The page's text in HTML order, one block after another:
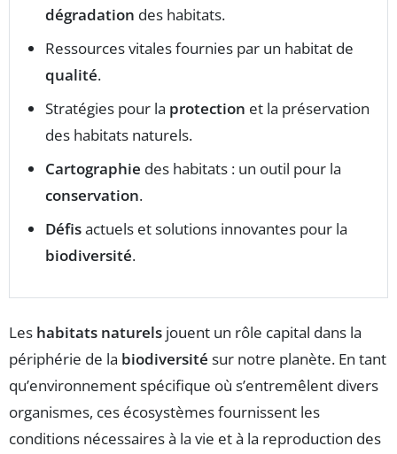
dégradation des habitats.
Ressources vitales fournies par un habitat de
qualité.
Stratégies pour la protection et la préservation
des habitats naturels.
Cartographie des habitats : un outil pour la
conservation.
Défisactuels et solutions innovantes pour la
biodiversité.
Les habitats naturels jouent un rôle capital dans la
périphérie de la biodiversité sur notre planète. En tant
qu’environnement spécifique où s’entremêlent divers
organismes, ces écosystèmes fournissent les
conditions nécessaires à la vie et à la reproduction des